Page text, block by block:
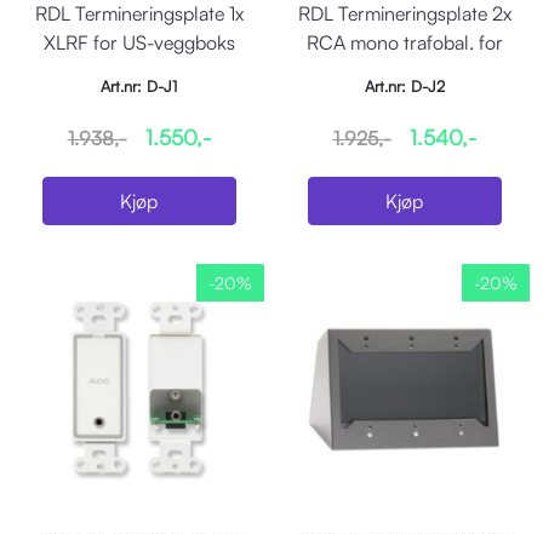
RDL Termineringsplate 1x
XLRF for US-veggboks
Art.nr: D-J1
1.938,- 1.550,-
Kjøp
RDL Termineringsplate 2x
RCA mono trafobal. for
Art.nr: D-J2
1.925,- 1.540,-
Kjøp
-20% -20%